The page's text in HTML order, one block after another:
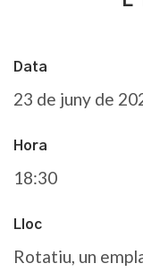
Data
23 de juny de
Hora
18:30
Lloc
Rotatiu, un